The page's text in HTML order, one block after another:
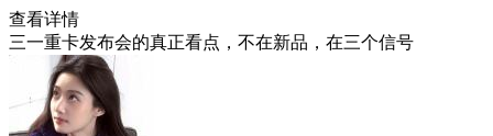
查看详情
三一重卡发布会的真正看点，不在新品，在三个信号